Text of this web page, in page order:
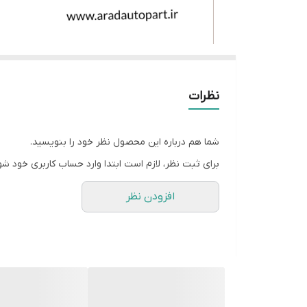
نظرات
شما هم درباره این محصول نظر خود را بنویسید.
برای ثبت نظر، لازم است ابتدا وارد حساب کاربری خود
افزودن نظر